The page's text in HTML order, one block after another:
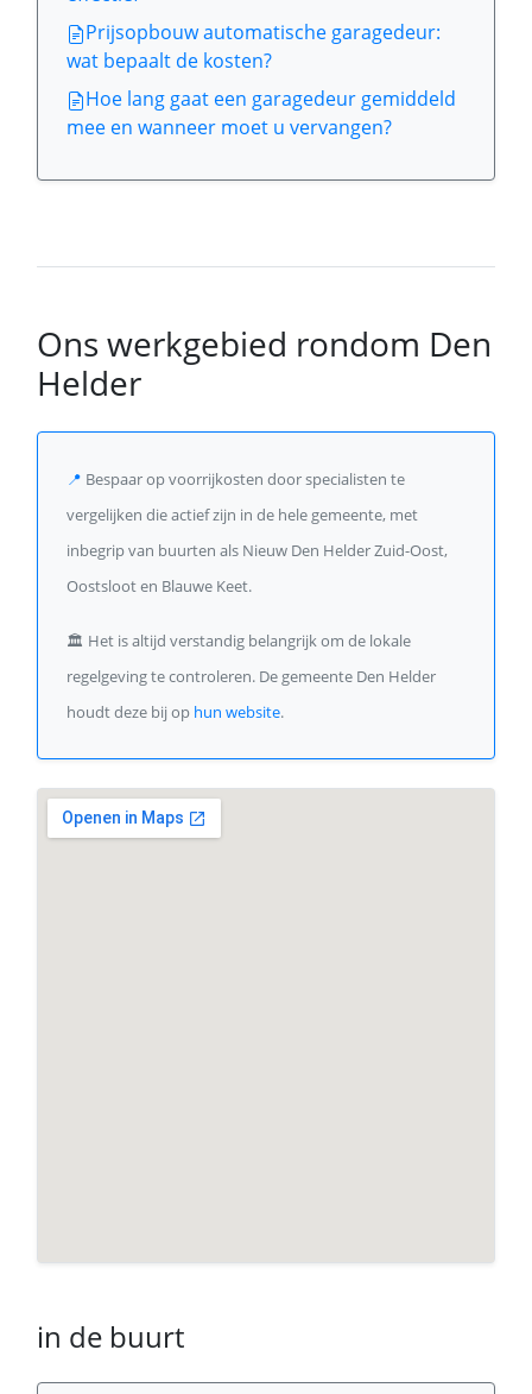
Prijsopbouw automatische garagedeur:
wat bepaalt de kosten?
Hoe lang gaat een garagedeur gemiddeld
mee en wanneer moet u vervangen?
Ons werkgebied rondom Den
Helder
📍 Bespaar op voorrijkosten door specialisten te
vergelijken die actief zijn in de hele gemeente, met
inbegrip van buurten als Nieuw Den Helder Zuid-Oost,
Oostsloot en Blauwe Keet.
🏛️ Het is altijd verstandig belangrijk om de lokale
regelgeving te controleren. De gemeente Den Helder
houdt deze bij op hun website.
in de buurt